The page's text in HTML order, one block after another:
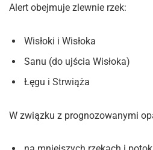
Alert obejmuje zlewnie rzek:
Wisłoki i Wisłoka
Sanu (do ujścia Wisłoka)
Łęgu i Strwiąża
W związku z prognozowanymi